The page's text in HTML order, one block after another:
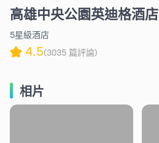
高雄中央公園英迪格酒店
5星級酒店
4.5(3035 篇評論)
相片